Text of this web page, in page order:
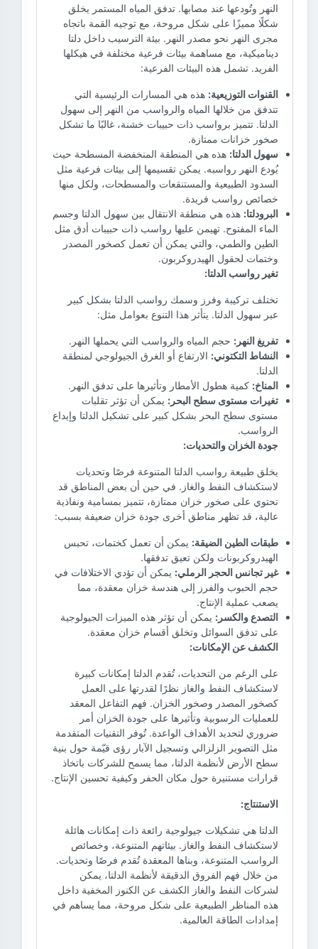
النهر وتُودعها عند مصابها. تدفق المياه المستمر يخلق
شكلًا مميزًا على شكل مروحة، مع توجيه القمة باتجاه
مجرى النهر نحو مصدر النهر. بيئة الترسيب داخل دلتا
ديناميكية، مع مساهمة بيئات فرعية مختلفة في هيكلها
الفريد. تشمل هذه البيئات الفرعية:
القنوات التوزيعية: هذه هي المسارات الرئيسية التي
تتدفق من خلالها المياه والرواسب من النهر إلى سهول
الدلتا. تتميز برواسب ذات حبيبات خشنة، غالبًا ما تشكل
صخور خزانات ممتازة.
سهول الدلتا: هذه هي المنطقة المنخفضة المسطحة حيث
يُودع النهر رواسبه. يمكن تقسيمها إلى بيئات فرعية مثل
السدود الطبيعية والمستنقعات والمسطحات، ولكل منها
خصائص رواسب فريدة.
البرودلتا: هذه هي منطقة الانتقال بين سهول الدلتا وجسم
الماء المفتوح. تهيمن عليها رواسب ذات حبيبات أدق مثل
الطين والطمي، والتي يمكن أن تعمل كصخور المصدر
وختمات لحقول الهيدروكربون.
تغير رواسب الدلتا:
تختلف تركيبة وفرز وسمك رواسب الدلتا بشكل كبير
عبر سهول الدلتا. يتأثر هذا التنوع بعوامل مثل:
تفريغ النهر: حجم المياه والرواسب التي يحملها النهر.
النشاط التكتوني: الارتفاع أو الغرق الجيولوجي لمنطقة
الدلتا.
المناخ: كمية هطول الأمطار وتأثيرها على تدفق النهر.
تغيرات مستوى سطح البحر: يمكن أن تؤثر تقلبات
مستوى سطح البحر بشكل كبير على تشكيل الدلتا وإيداع
الرواسب.
جودة الخزان والتحديات:
يخلق طبيعة رواسب الدلتا المتنوعة فرصًا وتحديات
لاستكشاف النفط والغاز. في حين أن بعض المناطق قد
تحتوي على صخور خزان ممتازة، تتميز بمسامية ونفاذية
عالية، قد تظهر مناطق أخرى جودة خزان ضعيفة بسبب:
طبقات الطين الضيقة: يمكن أن تعمل كختمات، تحبس
الهيدروكربونات ولكن تعيق تدفقها.
غير تجانس الحجر الرملي: يمكن أن تؤدي الاختلافات في
حجم الحبوب والفرز إلى هندسة خزان معقدة، مما
يصعب عملية الإنتاج.
التصدع والكسر: يمكن أن تؤثر هذه الميزات الجيولوجية
على تدفق السوائل وتخلق أقسام خزان معقدة.
الكشف عن الإمكانات:
على الرغم من التحديات، تُقدم الدلتا إمكانات كبيرة
لاستكشاف النفط والغاز نظرًا لقدرتها على العمل
كصخور المصدر وصخور الخزان. فهم التفاعل المعقد
للعمليات الرسوبية وتأثيرها على جودة الخزان أمر
ضروري لتحديد الأهداف الواعدة. تُوفر التقنيات المتقدمة
مثل التصوير الزلزالي وتسجيل الآبار رؤى قيّمة حول بنية
سطح الأرض لأنظمة الدلتا، مما يسمح للشركات باتخاذ
قرارات مستنيرة حول مكان الحفر وكيفية تحسين الإنتاج.
الاستنتاج:
الدلتا هي تشكيلات جيولوجية رائعة ذات إمكانات هائلة
لاستكشاف النفط والغاز. بيئاتهم المتنوعة، وخصائص
الرواسب المتنوعة، وبناها المعقدة تُقدم فرصًا وتحديات.
من خلال فهم الفروق الدقيقة لأنظمة الدلتا، يمكن
لشركات النفط والغاز الكشف عن الكنوز المخفية داخل
هذه المناظر الطبيعية على شكل مروحة، مما يساهم في
إمدادات الطاقة العالمية.